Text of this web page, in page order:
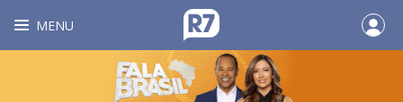
MENU